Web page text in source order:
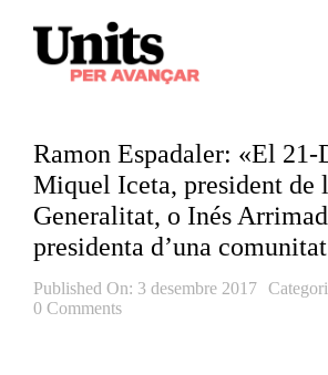
content
Ramon Espadaler: «El 21-
Miquel Iceta, president de
Generalitat, o Inés
presidenta d’una
Published On: 3 desembre 2017
0 Comments